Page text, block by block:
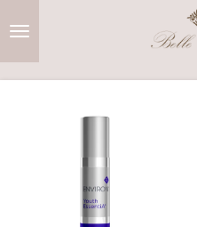
hoofdinhoud